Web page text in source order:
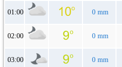
01:00 0 mm
02:00 0 mm
03:00 0 mm